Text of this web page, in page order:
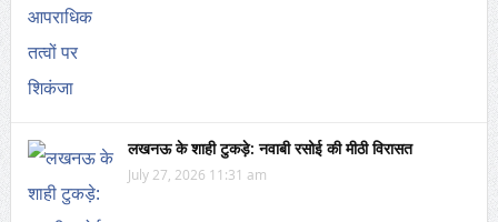
लखनऊ के शाही टुकड़े: नवाबी रसोई की मीठी विरासत
July 27, 2026 11:31 am